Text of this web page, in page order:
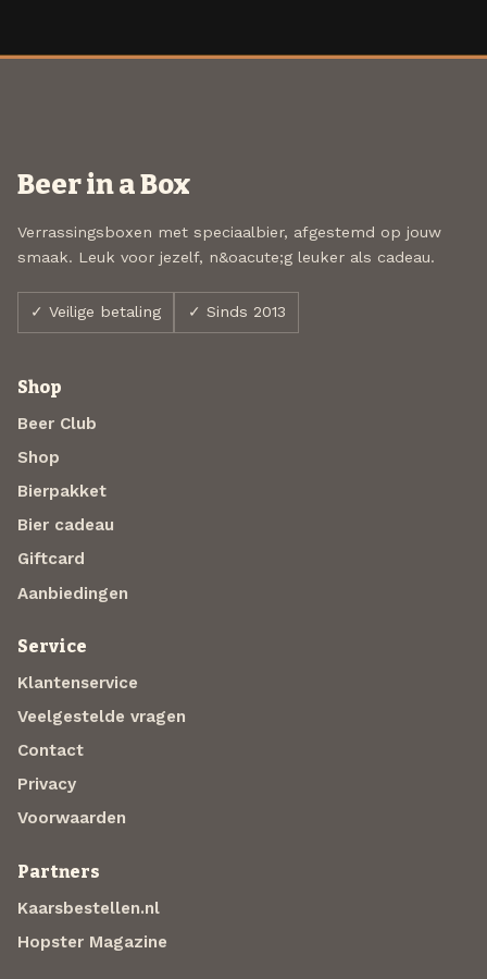
Beer in a Box
Verrassingsboxen met speciaalbier, afgestemd op jouw
smaak. Leuk voor jezelf, n&oacute;g leuker als cadeau.
✓ Veilige betaling ✓ Sinds 2013
Shop
Beer Club
Shop
Bierpakket
Bier cadeau
Giftcard
Aanbiedingen
Service
Klantenservice
Veelgestelde vragen
Contact
Privacy
Voorwaarden
Partners
Kaarsbestellen.nl
Hopster Magazine